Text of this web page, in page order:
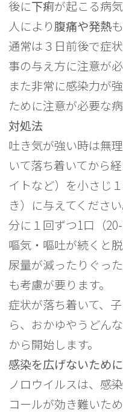
後に下痢が起こる病気
人により腹痛や発熱
通常は３日前後で症
事の与え方に注意が必
また非常に感染力が
ために注意が必要な病
対処法
吐き気が強い時は無
いて落ち着いてから
イトなど）を小さじ
き）に与えてくださ
分に１回ずつ1口（
嘔気・嘔吐が続くと
尿量が減ったりぐっ
も考慮が要ります。
症状が落ち着いて、
ら、おかゆやうどん
から開始します。
感染を広げないために
ノロウイルスは、感
コールが効き難いた